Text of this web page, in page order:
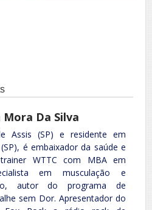
Mora Da Silva
Assis (SP) e residente em
é embaixador da saúde e
WTTC com MBA em
em musculação e
autor do programa de
sem Dor. Apresentador do